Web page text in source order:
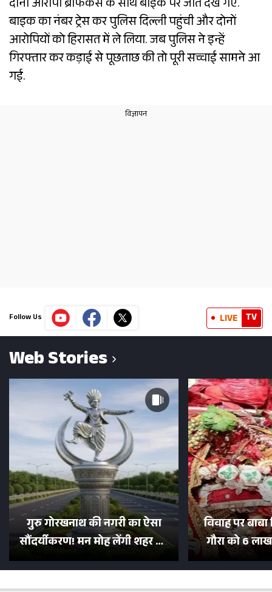
दोनों आरोपी ब्रीफकेस के साथ बाइक पर जाते देखे गए.
बाइक का नंबर ट्रेस कर पुलिस दिल्ली पहुंची और दोनों
आरोपियों को हिरासत में ले लिया. जब पुलिस ने इन्हें
गिरफ्तार कर कड़ाई से पूछताछ की तो पूरी सच्चाई सामने आ
गई.
Follow Us LIVE TV
Web Stories
गुरु गोरखनाथ की नगरी का ऐसा
सौंदर्यीकरण! मन मोह लेंगी शहर की
सड़कें; देखें Photos
विवाह पर
गौरा को 6
500 भक्तों